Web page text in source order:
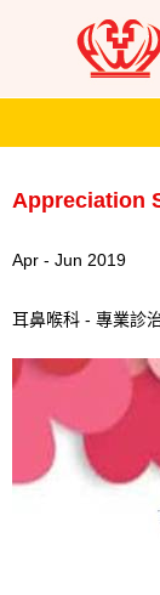
Appreciation
Apr - Jun 2019
耳鼻喉科 - 專業診